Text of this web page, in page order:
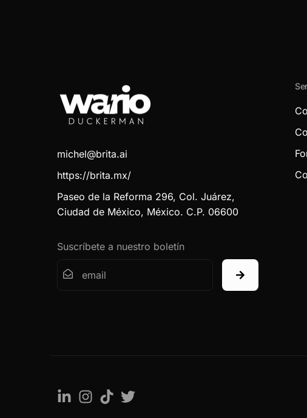
michel@brita.ai
https://brita.mx/
Paseo de la Reforma 296, Col. Juárez,
Ciudad de México, México. C.P. 06600
Suscríbete a nuestro boletín